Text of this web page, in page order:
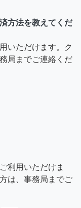
方法を教えてくだ
いただけます。ク
局までご連絡くだ
利用いただけま
は、事務局までご